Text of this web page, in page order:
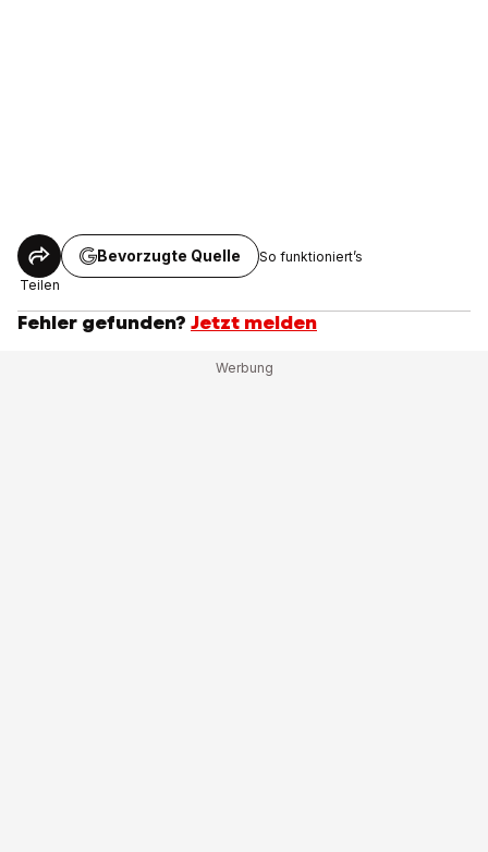
Teilen
Bevorzugte Quelle So funktioniert’s
Fehler gefunden? Jetzt melden